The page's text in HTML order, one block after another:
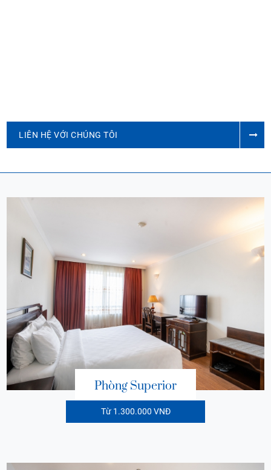
LIÊN HỆ VỚI CHÚNG TÔI
Phòng Superior
Từ 1.300.000 VNĐ